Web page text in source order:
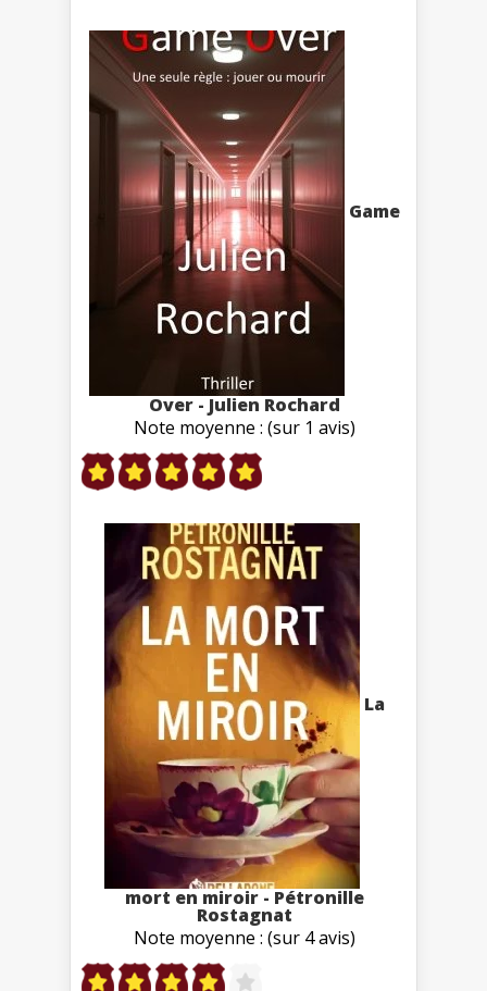
Game
Over - Julien Rochard
Note moyenne : (sur 1 avis)
La
mort en miroir - Pétronille
Rostagnat
Note moyenne : (sur 4 avis)